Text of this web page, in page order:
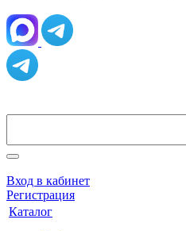
Вход в кабинет
Регистрация
Каталог